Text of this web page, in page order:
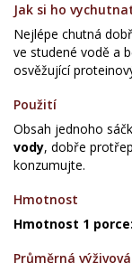
Jak si ho
Nejlépe chutná
ve studené vodě a
osvěžující
Použití
Obsah jednoho
vody, dobře
konzumujte.
Hmotnost
Hmotnost 1 porce:
Průměrná